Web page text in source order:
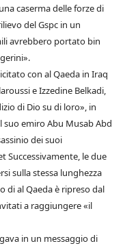
caserma delle forze di
del Gspc in un
avrebbero portato bin
con al Qaeda in Iraq
e Izzedine Belkadi,
di Dio su di loro», in
suo emiro Abu Musab Abd
dei suoi
Successivamente, le due
sulla stessa lunghezza
di al Qaeda è ripreso dal
a raggiungere «il
in un messaggio di